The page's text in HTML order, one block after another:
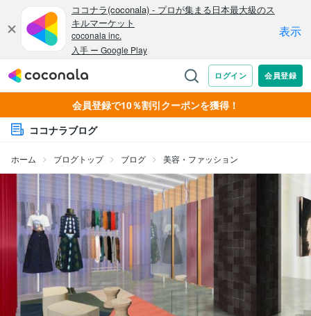
会員登録で10％割引クーポンを獲得！
ココナラブログ
ホーム ブログトップ ブログ 美容・ファッション